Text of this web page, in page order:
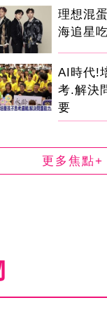
理想混
海追星
AI時代!
考.解決
要
更多焦點+